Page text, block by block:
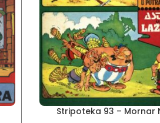
Stripoteka 93 – Mornar